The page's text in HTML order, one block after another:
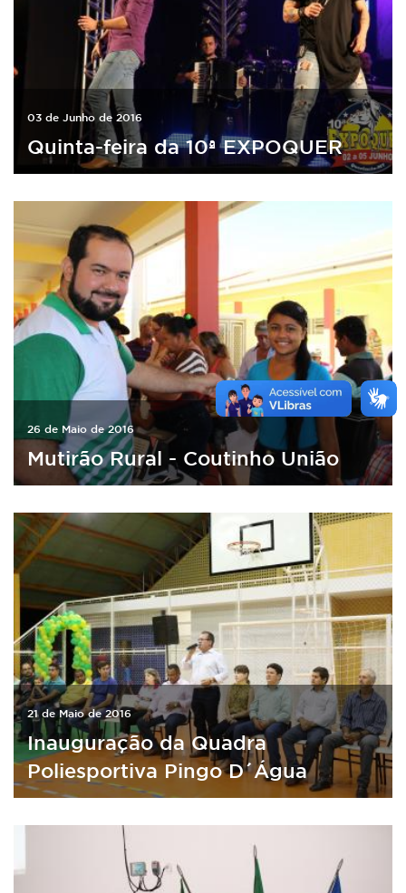
03 de Junho de 2016
Quinta-feira da 10ª EXPOQUER
26 de Maio de 2016
Mutirão Rural - Coutinho União
21 de Maio de 2016
Inauguração da Quadra
Poliesportiva Pingo D´Água